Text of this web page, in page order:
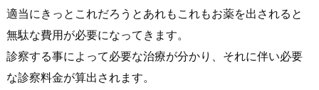
適当にきっとこれだろうとあれもこれもお薬を出されると
無駄な費用が必要になってきます。
診察する事によって必要な治療が分かり、それに伴い必要
な診察料金が算出されます。